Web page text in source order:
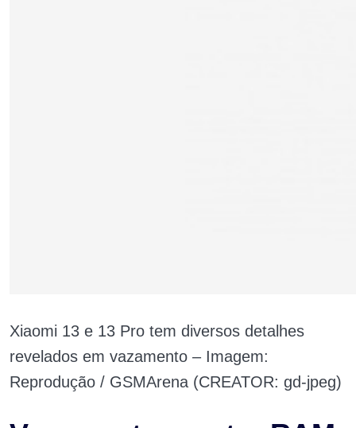
Xiaomi 13 e 13 Pro tem diversos detalhes
revelados em vazamento – Imagem:
Reprodução / GSMArena (CREATOR: gd-jpeg)